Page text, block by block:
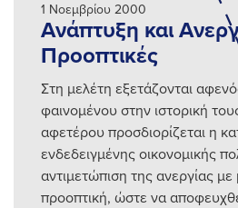
1 Νοεμβρίου 2000
Ανάπτυξη και
Προοπτικές
Στη μελέτη εξετάζονται
φαινομένου στην ιστορική
αφετέρου προσδιορίζεται η
ενδεδειγμένης οικονομικής
αντιμετώπιση της ανεργίας
προοπτική, ώστε να